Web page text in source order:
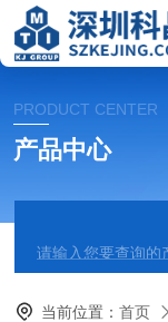
PRODUCT CENTER
产品中心
当前位置：首页